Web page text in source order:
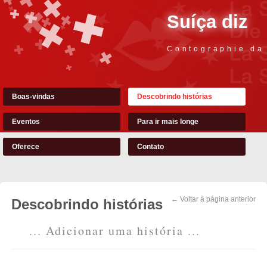
Suíça diz
Contographie
Boas-vindas Descobrindo histórias
Eventos Para ir mais longe
Oferece Contato
← Voltar à página anterior
Descobrindo histórias
... Adicionar uma história ...